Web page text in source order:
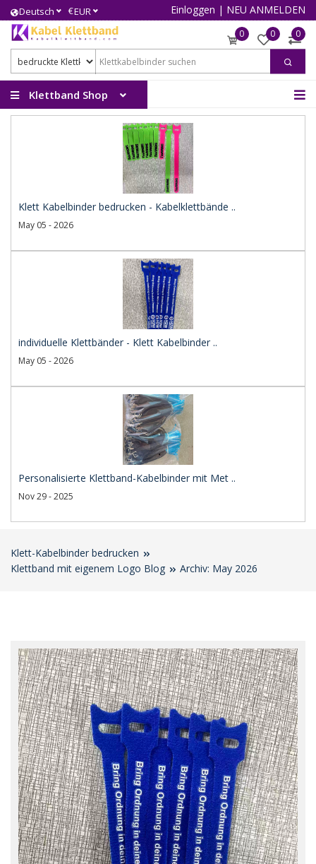
Deutsch €EUR Einloggen | NEU ANMELDEN
0 0 0
Klettband Shop
Klett Kabelbinder bedrucken - Kabelklettbände ..
May 05 - 2026
individuelle Klettbänder - Klett Kabelbinder ..
May 05 - 2026
Personalisierte Klettband-Kabelbinder mit Met ..
Nov 29 - 2025
Klett-Kabelbinder bedrucken
Klettband mit eigenem Logo Blog
Archiv: May 2026